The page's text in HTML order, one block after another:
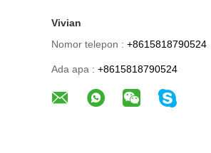
Vivian
Nomor telepon : +8615818790524
Ada apa : +8615818790524